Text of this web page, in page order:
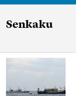
Senkaku